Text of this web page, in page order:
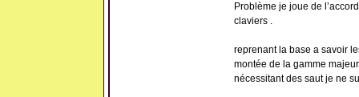
Problème je joue de
claviers .
reprenant la base a savoir
montée de la gamme
nécessitant des saut je ne